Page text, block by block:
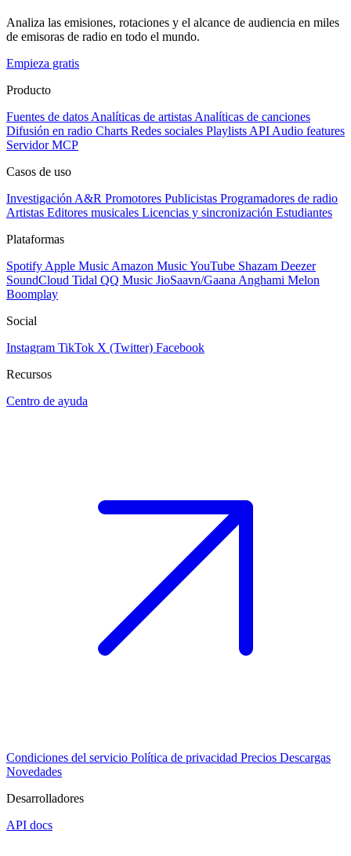
Analiza las emisiones, rotaciones y el alcance de audiencia en miles
de emisoras de radio en todo el mundo.
Empieza gratis
Producto
Fuentes de datos Analíticas de artistas Analíticas de canciones
Difusión en radio Charts Redes sociales Playlists API Audio features
Servidor MCP
Casos de uso
Investigación A&R Promotores Publicistas Programadores de radio
Artistas Editores musicales Licencias y sincronización Estudiantes
Plataformas
Spotify Apple Music Amazon MusicYouTube Shazam Deezer
SoundCloud Tidal QQ Music JioSaavn/Gaana Anghami Melon
Boomplay
Social
Instagram TikTok X (Twitter) Facebook
Recursos
Centro de ayuda
Condiciones del servicio Política de privacidad Precios Descargas
Novedades
Desarrolladores
API docs